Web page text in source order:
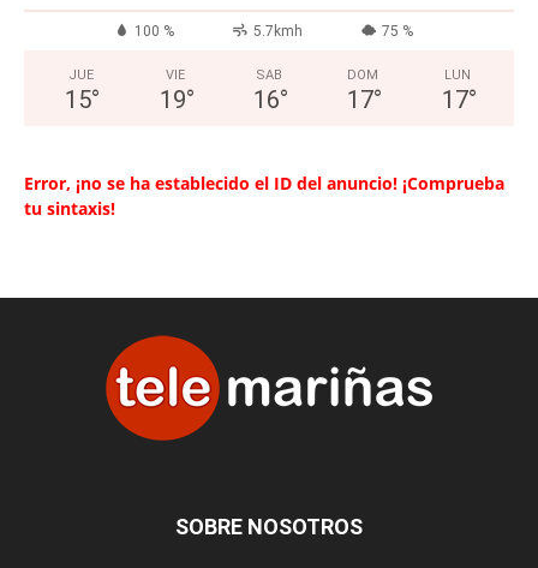
100 % 5.7kmh 75 %
JUE
15°
VIE
19°
SAB
16°
DOM
17°
LUN
17°
Error, ¡no se ha establecido el ID del anuncio! ¡Comprueba
tu sintaxis!
SOBRE NOSOTROS